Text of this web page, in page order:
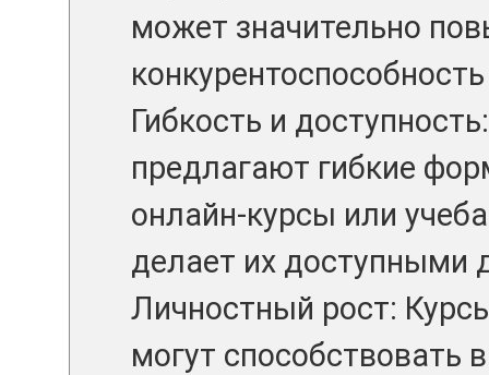
может значительно
Гибкость и
предлагают гибкие
онлайн-курсы или
делает их доступными
Личностный рост:
могут способствовать